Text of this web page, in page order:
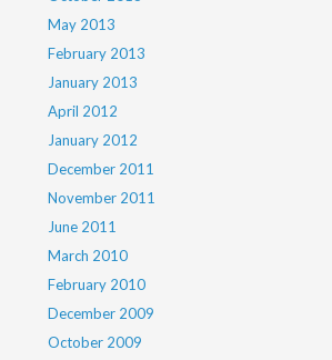
May 2013
February 2013
January 2013
April 2012
January 2012
December 2011
November 2011
June 2011
March 2010
February 2010
December 2009
October 2009